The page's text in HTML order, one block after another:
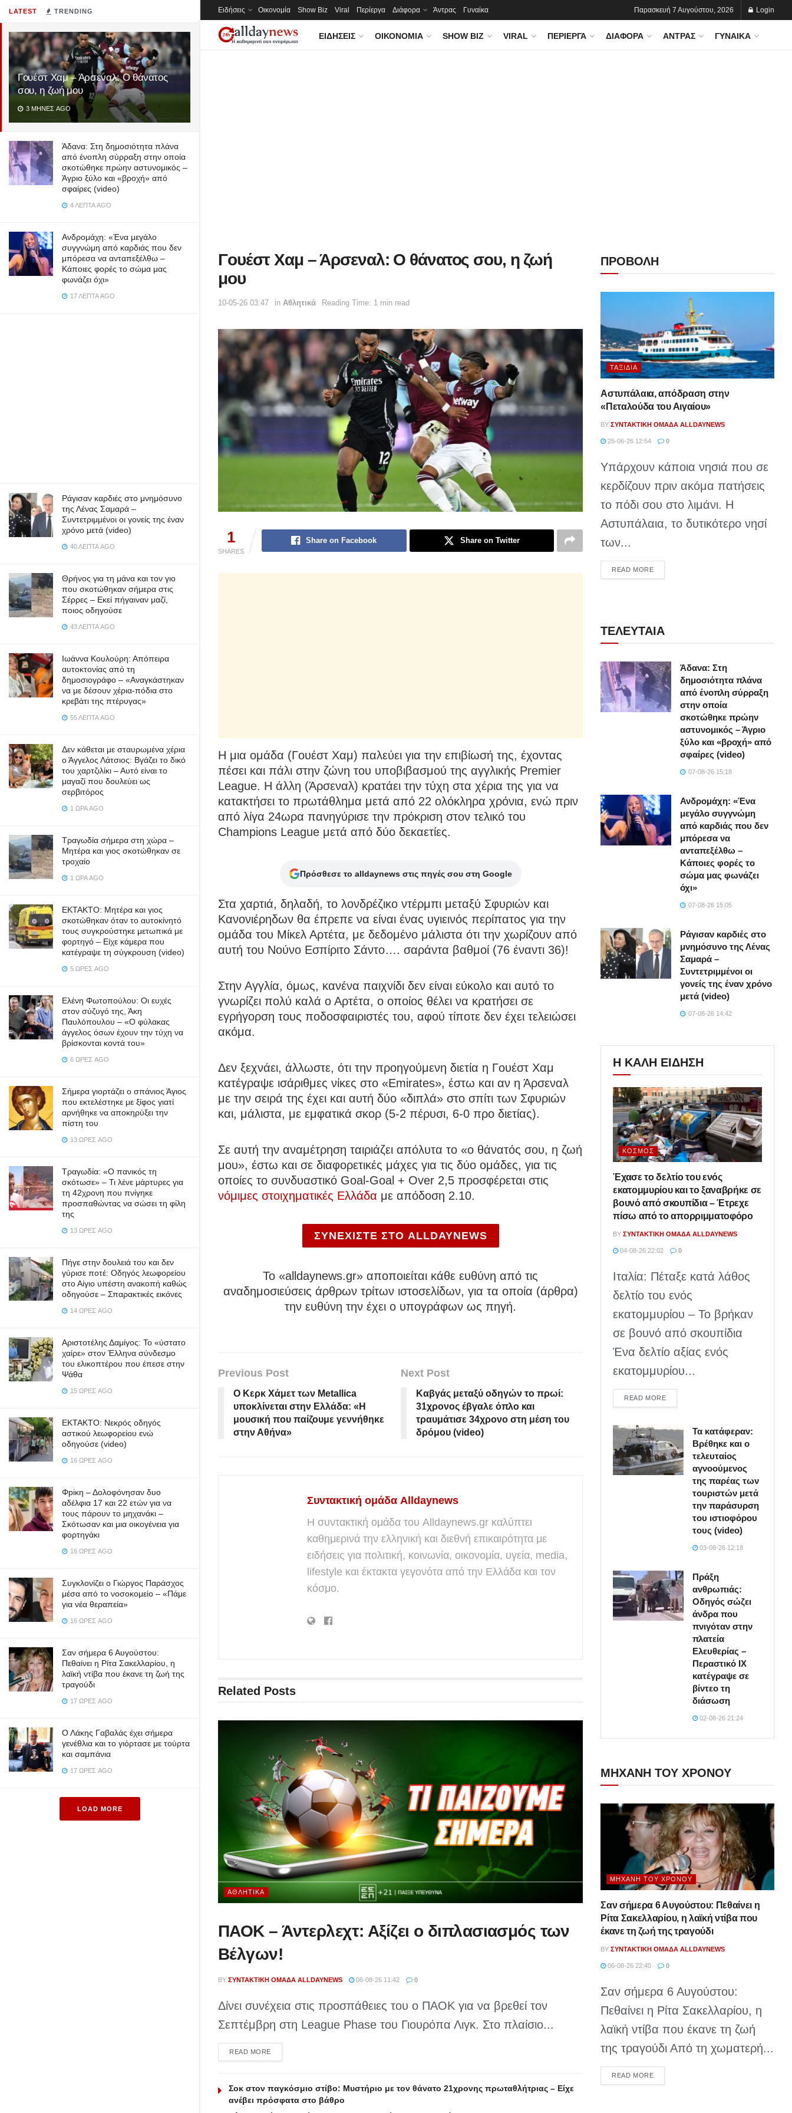
LATEST TRENDING
Γουέστ Χαμ – Άρσεναλ: Ο θάνατος
σου, η ζωή μου
3 ΜΉΝΕΣ AGO
Άδανα: Στη δημοσιότητα πλάνα
από ένοπλη σύρραξη στην οποία
σκοτώθηκε πρώην αστυνομικός –
Άγριο ξύλο και «βροχή» από
σφαίρες (video)
4 ΛΕΠΤΆ AGO
Ανδρομάχη: «Ένα μεγάλο
συγγνώμη από καρδιάς που δεν
μπόρεσα να ανταπεξέλθω –
Κάποιες φορές το σώμα μας
φωνάζει όχι»
17 ΛΕΠΤΆ AGO
Ράγισαν καρδιές στο μνημόσυνο
της Λένας Σαμαρά –
Συντετριμμένοι οι γονείς της έναν
χρόνο μετά (video)
40 ΛΕΠΤΆ AGO
Θρήνος για τη μάνα και τον γιο
που σκοτώθηκαν σήμερα στις
Σέρρες – Εκεί πήγαιναν μαζί,
ποιος οδηγούσε
43 ΛΕΠΤΆ AGO
Ιωάννα Κουλούρη: Απόπειρα
αυτοκτονίας από τη
δημοσιογράφο – «Aναγκάστηκαν
να με δέσουν χέρια-πόδια στο
κρεβάτι της πτέρυγας»
55 ΛΕΠΤΆ AGO
Δεν κάθεται με σταυρωμένα χέρια
ο Άγγελος Λάτσιος: Βγάζει το δικό
του χαρτζιλίκι – Αυτό είναι το
μαγαζί που δουλεύει ως
σερβιτόρος
1 ΏΡΑ AGO
Τραγωδία σήμερα στη χώρα –
Μητέρα και γιος σκοτώθηκαν σε
τροχαίο
1 ΏΡΑ AGO
ΕΚΤΑΚΤΟ: Μητέρα και γιος
σκοτώθηκαν όταν το αυτοκίνητό
τους συγκρούστηκε μετωπικά με
φορτηγό – Είχε κάμερα που
κατέγραψε τη σύγκρουση (video)
5 ΏΡΕΣ AGO
Ελένη Φωτοπούλου: Οι ευχές
στον σύζυγό της, Άκη
Παυλόπουλου – «Ο φύλακας
άγγελος όσων έχουν την τύχη να
βρίσκονται κοντά του»
6 ΏΡΕΣ AGO
Σήμερα γιορτάζει ο σπάνιος Άγιος
που εκτελέστηκε με ξίφος γιατί
αρνήθηκε να αποκηρύξει την
πίστη του
13 ΏΡΕΣ AGO
Τραγωδία: «Ο πανικός τη
σκότωσε» – Τι λένε μάρτυρες για
τη 42χρονη που πνίγηκε
προσπαθώντας να σώσει τη φίλη
της
13 ΏΡΕΣ AGO
Πήγε στην δουλειά του και δεν
γύρισε ποτέ: Οδηγός λεωφορείου
στο Αίγιο υπέστη ανακοπή καθώς
οδηγούσε – Σπαρακτικές εικόνες
14 ΏΡΕΣ AGO
Αριστοτέλης Δαμίγος: Το «ύστατο
χαίρε» στον Έλληνα σύνδεσμο
του ελικοπτέρου που έπεσε στην
Ψάθα
15 ΏΡΕΣ AGO
ΕΚΤΑΚΤΟ: Νεκρός οδηγός
αστικού λεωφορείου ενώ
οδηγούσε (video)
16 ΏΡΕΣ AGO
Φpiκη – Δολοφόνησαν δυο
αδέλφια 17 και 22 ετών για να
τους πάρουν το μηχανάκι –
Σκότωσαν και μια οικογένεια για
φορτηγάκι
16 ΏΡΕΣ AGO
Συγκλονίζει ο Γιώργος Παράσχος
μέσα από το νοσοκομείο – «Πάμε
για νέα θεραπεία»
16 ΏΡΕΣ AGO
Σαν σήμερα 6 Αυγούστου:
Πεθαίνει η Ρίτα Σακελλαρίου, η
λαϊκή ντίβα που έκανε τη ζωή της
τραγούδι
17 ΏΡΕΣ AGO
Ο Λάκης Γαβαλάς έχει σήμερα
γενέθλια και το γιόρτασε με τούρτα
και σαμπάνια
17 ΏΡΕΣ AGO
LOAD MORE
Ειδήσεις Οικονομία Show Biz Viral Περίεργα Διάφορα Άντρας Γυναίκα Παρασκευή 7 Αυγούστου, 2026 Login
ΕΙΔΉΣΕΙΣ ΟΙΚΟΝΟΜΊΑ SHOW BIZ VIRAL ΠΕΡΊΕΡΓΑ ΔΙΆΦΟΡΑ ΆΝΤΡΑΣ ΓΥΝΑΊΚΑ
Γουέστ Χαμ – Άρσεναλ: Ο θάνατος σου, η ζωή
μου
10-05-26 03:47 in Αθλητικά Reading Time: 1 min read
1
SHARES
Share on Facebook Share on Twitter
Η μια ομάδα (Γουέστ Χαμ) παλεύει για την επιβίωσή της, έχοντας
πέσει και πάλι στην ζώνη του υποβιβασμού της αγγλικής Premier
League. Η άλλη (Άρσεναλ) κρατάει την τύχη στα χέρια της για να
κατακτήσει το πρωτάθλημα μετά από 22 ολόκληρα χρόνια, ενώ πριν
από λίγα 24ωρα πανηγύρισε την πρόκριση στον τελικό του
Champions League μετά από δύο δεκαετίες.
Πρόσθεσε το alldaynews στις πηγές σου στη Google
Στα χαρτιά, δηλαδή, το λονδρέζικο ντέρμπι μεταξύ Σφυριών και
Κανονιέρηδων θα έπρεπε να είναι ένας υγιεινός περίπατος για την
ομάδα του Μίκελ Αρτέτα, με δεδομένο μάλιστα ότι την χωρίζουν από
αυτή του Νούνο Εσπίριτο Σάντο…. σαράντα βαθμοί (76 έναντι 36)!
Στην Αγγλία, όμως, κανένα παιχνίδι δεν είναι εύκολο και αυτό το
γνωρίζει πολύ καλά ο Αρτέτα, ο οποίος θέλει να κρατήσει σε
εγρήγορση τους ποδοσφαιριστές του, αφού τίποτε δεν έχει τελειώσει
ακόμα.
Δεν ξεχνάει, άλλωστε, ότι την προηγούμενη διετία η Γουέστ Χαμ
κατέγραψε ισάριθμες νίκες στο «Emirates», έστω και αν η Άρσεναλ
με την σειρά της έχει και αυτή δύο «διπλά» στο σπίτι των Σφυριών
και, μάλιστα, με εμφατικά σκορ (5-2 πέρυσι, 6-0 προ διετίας).
Σε αυτή την αναμέτρηση ταιριάζει απόλυτα το «ο θάνατός σου, η ζωή
μου», έστω και σε διαφορετικές μάχες για τις δύο ομάδες, για τις
οποίες το συνδυαστικό Goal-Goal + Over 2,5 προσφέρεται στις
νόμιμες στοιχηματικές Ελλάδα με απόδοση 2.10.
ΣΥΝΕΧΙΣΤΕ ΣΤΟ ALLDAYNEWS
To «alldaynews.gr» αποποιείται κάθε ευθύνη από τις
αναδημοσιεύσεις άρθρων τρίτων ιστοσελίδων, για τα οποία (άρθρα)
την ευθύνη την έχει ο υπογράφων ως πηγή.
Previous Post
Ο Κερκ Χάμετ των Metallica
υποκλίνεται στην Ελλάδα: «Η
μουσική που παίζουμε γεννήθηκε
στην Αθήνα»
Next Post
Καβγάς μεταξύ οδηγών το πρωί:
31χρονος έβγαλε όπλο και
τραυμάτισε 34χρονο στη μέση του
δρόμου (video)
Συντακτική ομάδα Alldaynews
Η συντακτική ομάδα του Alldaynews.gr καλύπτει
καθημερινά την ελληνική και διεθνή επικαιρότητα με
ειδήσεις για πολιτική, κοινωνία, οικονομία, υγεία, media,
lifestyle και έκτακτα γεγονότα από την Ελλάδα και τον
κόσμο.
Related Posts
ΑΘΛΗΤΙΚΆ
ΠΑΟΚ – Άντερλεχτ: Αξίζει ο διπλασιασμός των
Βέλγων!
BY ΣΥΝΤΑΚΤΙΚΉ ΟΜΆΔΑ ALLDAYNEWS 06-08-26 11:42 0
Δίνει συνέχεια στις προσπάθειες του ο ΠΑΟΚ για να βρεθεί τον
Σεπτέμβρη στη League Phase του Γιουρόπα Λιγκ. Στο πλαίσιο...
READ MOREDETAILS
Σοκ στον παγκόσμιο στίβο: Μυστήριο με τον θάνατο 21χρονης πρωταθλήτριας – Είχε
ανέβει πρόσφατα στο βάθρο
ΠΡΟΒΟΛΗ
ΤΑΞΊΔΙΑ
Αστυπάλαια, απόδραση στην
«Πεταλούδα του Αιγαίου»
BY ΣΥΝΤΑΚΤΙΚΉ ΟΜΆΔΑ ALLDAYNEWS
25-06-26 12:54 0
Υπάρχουν κάποια νησιά που σε
κερδίζουν πριν ακόμα πατήσεις
το πόδι σου στο λιμάνι. Η
Αστυπάλαια, το δυτικότερο νησί
των...
READ MOREDETAILS
ΤΕΛΕΥΤΑΙΑ
Άδανα: Στη
δημοσιότητα πλάνα
από ένοπλη σύρραξη
στην οποία
σκοτώθηκε πρώην
αστυνομικός – Άγριο
ξύλο και «βροχή» από
σφαίρες (video)
07-08-26 15:18
Ανδρομάχη: «Ένα
μεγάλο συγγνώμη
από καρδιάς που δεν
μπόρεσα να
ανταπεξέλθω –
Κάποιες φορές το
σώμα μας φωνάζει
όχι»
07-08-26 15:05
Ράγισαν καρδιές στο
μνημόσυνο της Λένας
Σαμαρά –
Συντετριμμένοι οι
γονείς της έναν χρόνο
μετά (video)
07-08-26 14:42
Η ΚΑΛΗ ΕΙΔΗΣΗ
ΚΌΣΜΟΣ
Έχασε το δελτίο του ενός
εκατομμυρίου και το ξαναβρήκε σε
βουνό από σκουπίδια – Έτρεχε
πίσω από το απορριμματοφόρο
BY ΣΥΝΤΑΚΤΙΚΉ ΟΜΆΔΑ ALLDAYNEWS
04-08-26 22:02 0
Ιταλία: Πέταξε κατά λάθος
δελτίο του ενός
εκατομμυρίου – Το βρήκαν
σε βουνό από σκουπίδια
Ένα δελτίο αξίας ενός
εκατομμυρίου...
READ MOREDETAILS
Τα κατάφεραν:
Βρέθηκε και ο
τελευταίος
αγνοούμενος
της παρέας των
τουριστών μετά
την παράσυρση
του ιστιοφόρου
τους (video)
03-08-26 12:18
Πράξη
ανθρωπιάς:
Οδηγός σώζει
άνδρα που
πνιγόταν στην
πλατεία
Ελευθερίας –
Περαστικό ΙΧ
κατέγραψε σε
βίντεο τη
διάσωση
02-08-26 21:24
ΜΗΧΑΝΗ ΤΟΥ ΧΡΟΝΟΥ
ΜΗΧΑΝΉ ΤΟΥ ΧΡΌΝΟΥ
Σαν σήμερα 6 Αυγούστου: Πεθαίνει η
Ρίτα Σακελλαρίου, η λαϊκή ντίβα που
έκανε τη ζωή της τραγούδι
BY ΣΥΝΤΑΚΤΙΚΉ ΟΜΆΔΑ ALLDAYNEWS
06-08-26 22:40 0
Σαν σήμερα 6 Αυγούστου:
Πεθαίνει η Ρίτα Σακελλαρίου, η
λαϊκή ντίβα που έκανε τη ζωή
της τραγούδι Από τη χωματερή...
READ MOREDETAILS